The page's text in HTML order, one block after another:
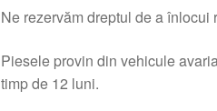
Ne rezervăm dreptul de a
Piesele provin din vehicule
timp de 12 luni.